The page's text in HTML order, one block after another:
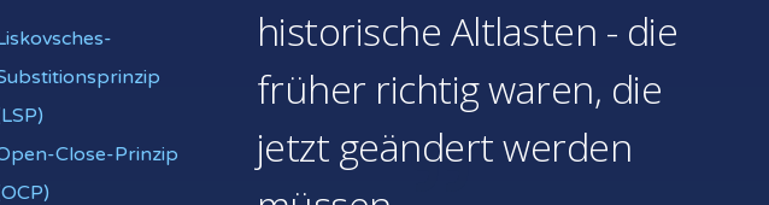
Close-Prinzip
historische Altlasten - die
früher richtig waren, die
jetzt geändert werden